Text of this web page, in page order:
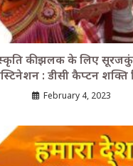
की झलक के लिए
: डीसी कैप्टन शक्ति
February 4, 2023